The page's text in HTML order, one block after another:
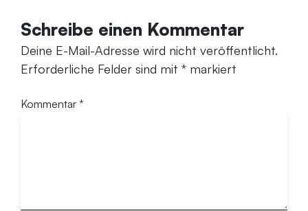
Schreibe einen Kommentar
Deine E-Mail-Adresse wird nicht veröffentlicht.
Erforderliche Felder sind mit * markiert
Kommentar *